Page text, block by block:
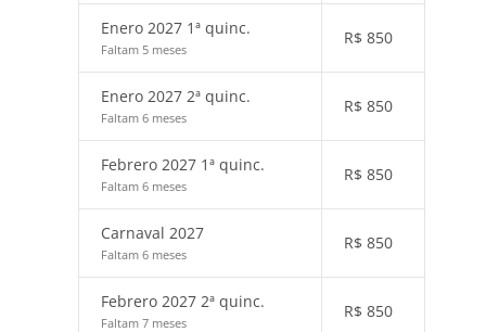
Enero 2027 1ª quinc.
Faltam 5 meses
R$ 850
Enero 2027 2ª quinc.
Faltam 6 meses
R$ 850
Febrero 2027 1ª quinc.
Faltam 6 meses
R$ 850
Carnaval 2027
Faltam 6 meses
R$ 850
Febrero 2027 2ª quinc.
Faltam 7 meses
R$ 850